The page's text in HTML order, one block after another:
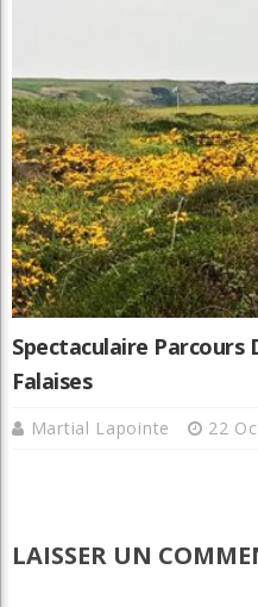
Spectaculaire Parcours
Falaises
Martial Lapointe 22
LAISSER UN